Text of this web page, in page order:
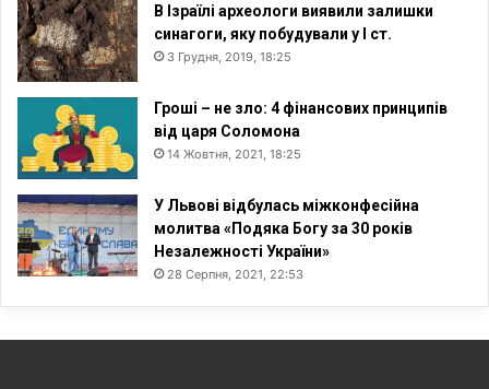
В Ізраїлі археологи виявили залишки
синагоги, яку побудували у I ст.
3 Грудня, 2019, 18:25
Гроші – не зло: 4 фінансових принципів
від царя Соломона
14 Жовтня, 2021, 18:25
У Львові відбулась міжконфесійна
молитва «Подяка Богу за 30 років
Незалежності України»
28 Серпня, 2021, 22:53